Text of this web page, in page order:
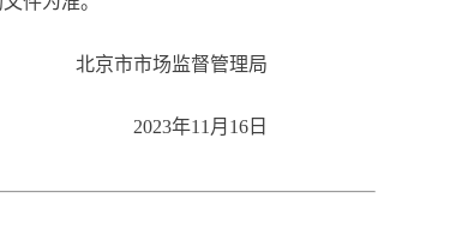
北京市市场监督管理局
2023年11月16日